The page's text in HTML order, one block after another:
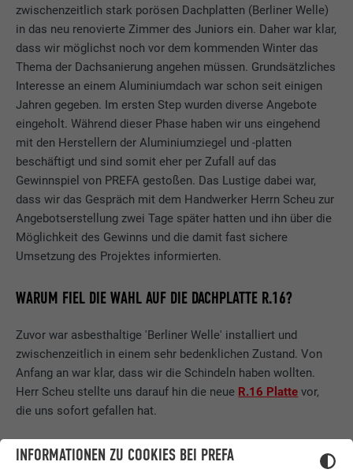
INFORMATIONEN ZU COOKIES BEI PREFA
zwischenzeitlich stark porösen Dachplatten (Berliner Welle)
in das neu renovierte Zimmer des Juniors ein. Daher war klar,
dass wir möglichst noch vor dem kommenden Winter das
Thema der Dachsanierung angehen müssen. Grundsätzliches
Interesse an einem Aluminiumdach war schon seit einigen
Jahren gegeben. Im ersten Step wurden diverse Angebote
eingeholt. Während dieser Phase haben wir uns eingehend
mit den Herstellern der Aluminiumziegel und -platten
beschäftigt und sind somit eher per Zufall auf das
Gewinnspiel von PREFA gestoßen. Das Lustige dabei war,
dass wir das Gespräch mit dem Handwerker Herrn Scheu zur
Angebotserstellung zwei Tage später hatten und ihn über die
Möglichkeit des Gewinns und die damit fast sichere
Umsetzung des Projektes informierten.
WARUM FIEL DIE WAHL AUF DIE DACHPLATTE R.16?
Zuvor war asbesthaltige 'Berliner Welle' installiert und
zwischenzeitlich in einem sehr bedenklichen Zustand. Von
Anfang an war klar, dass wir die Schindeln haben wollten.
Herr Scheu stellte uns darauf hin die neue R.16 Platte vor,
die uns sofort gefallen hat.
WIE ZUFRIEDEN SIND SIE MIT DER UMSETZUNG?